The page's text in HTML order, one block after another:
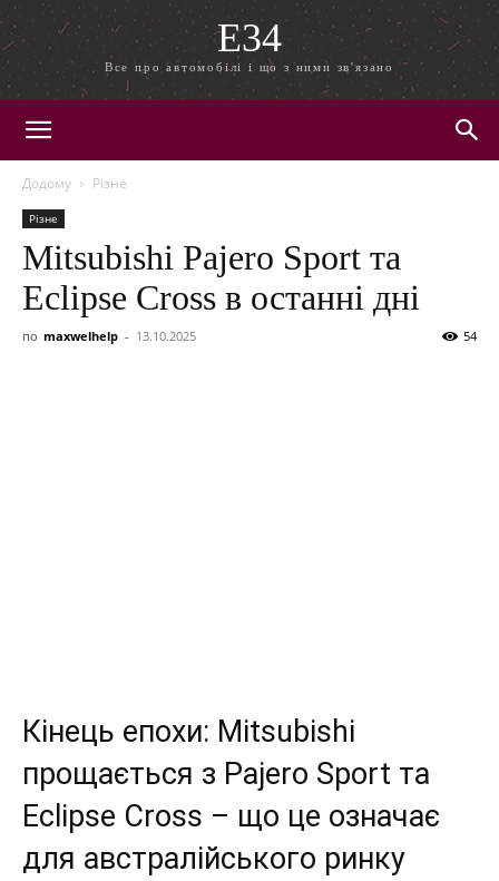
E34
Все про автомобілі і що з ними зв'язано
Додому Різне
Різне
Mitsubishi Pajero Sport та
Eclipse Cross в останні дні
по maxwelhelp - 13.10.2025 54
Кінець епохи: Mitsubishi
прощається з Pajero Sport та
Eclipse Cross – що це означає
для австралійського ринку